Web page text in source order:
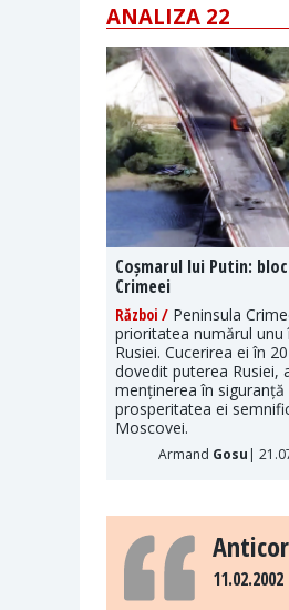
ANALIZA 22
Coșmarul lui Putin:
Crimeei
Război / Peninsula
prioritatea numărul unu
Rusiei. Cucerirea ei în
dovedit puterea Rusiei,
menținerea în
prosperitatea ei
Moscovei.
Armand Gosu |
11.02.2002